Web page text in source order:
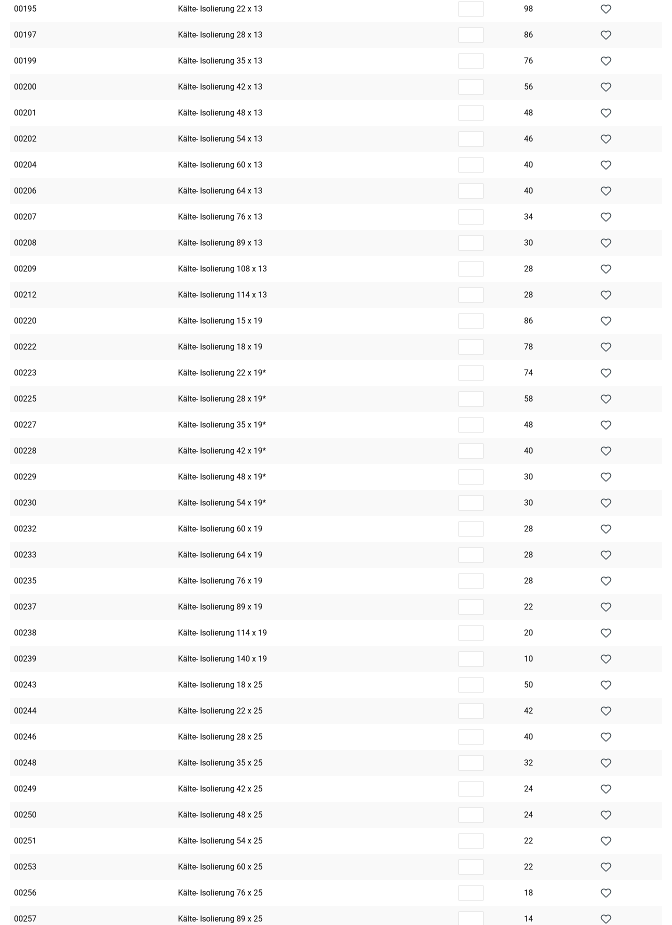
00195 Kälte- Isolierung 22 x 13 98
00197 Kälte- Isolierung 28 x 13 86
00199 Kälte- Isolierung 35 x 13 76
00200 Kälte- Isolierung 42 x 13 56
00201 Kälte- Isolierung 48 x 13 48
00202 Kälte- Isolierung 54 x 13 46
00204 Kälte- Isolierung 60 x 13 40
00206 Kälte- Isolierung 64 x 13 40
00207 Kälte- Isolierung 76 x 13 34
00208 Kälte- Isolierung 89 x 13 30
00209 Kälte- Isolierung 108 x 13 28
00212 Kälte- Isolierung 114 x 13 28
00220 Kälte- Isolierung 15 x 19 86
00222 Kälte- Isolierung 18 x 19 78
00223 Kälte- Isolierung 22 x 19* 74
00225 Kälte- Isolierung 28 x 19* 58
00227 Kälte- Isolierung 35 x 19* 48
00228 Kälte- Isolierung 42 x 19* 40
00229 Kälte- Isolierung 48 x 19* 30
00230 Kälte- Isolierung 54 x 19* 30
00232 Kälte- Isolierung 60 x 19 28
00233 Kälte- Isolierung 64 x 19 28
00235 Kälte- Isolierung 76 x 19 28
00237 Kälte- Isolierung 89 x 19 22
00238 Kälte- Isolierung 114 x 19 20
00239 Kälte- Isolierung 140 x 19 10
00243 Kälte- Isolierung 18 x 25 50
00244 Kälte- Isolierung 22 x 25 42
00246 Kälte- Isolierung 28 x 25 40
00248 Kälte- Isolierung 35 x 25 32
00249 Kälte- Isolierung 42 x 25 24
00250 Kälte- Isolierung 48 x 25 24
00251 Kälte- Isolierung 54 x 25 22
00253 Kälte- Isolierung 60 x 25 22
00256 Kälte- Isolierung 76 x 25 18
00257 Kälte- Isolierung 89 x 25 14